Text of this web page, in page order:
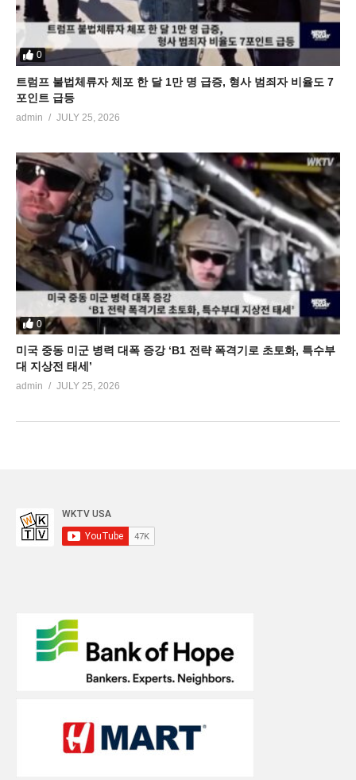
0
트럼프 불법체류자 체포 한 달 1만 명 급증, 형사 범죄자 비율도 7
포인트 급등
admin JULY 25, 2026
0
미국 중동 미군 병력 대폭 증강 ‘B1 전략 폭격기로 초토화, 특수부
대 지상전 태세’
admin JULY 25, 2026